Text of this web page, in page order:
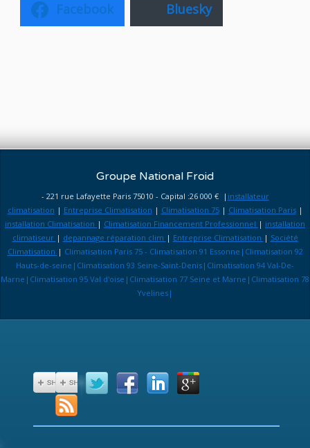
Facebook Bluesky
Groupe National Froid
- 221 rue Lafayette Paris 75010 - Capital :26 000 € | installateur
climatisation | Entreprise Climatisation | Climatisation 75| Climatisation Paris|
installation Climatisation | Climatisation Financement Professionnel | installation
climatiseur | depannage réparation clim | Entreprise Climatisation | Société
Climatisation | Climatisation Paris 75 - Climatisation 91 Essonne|Climatisation 92
Hauts-de-seine|Climatisation 93 Seine-Saint-Denis|Climatisation 94 Val-De-
Marne|Climatisation 95 Val d'oise|Climatisation 77 Seine et Marne|Climatisation 78
Yvelines|